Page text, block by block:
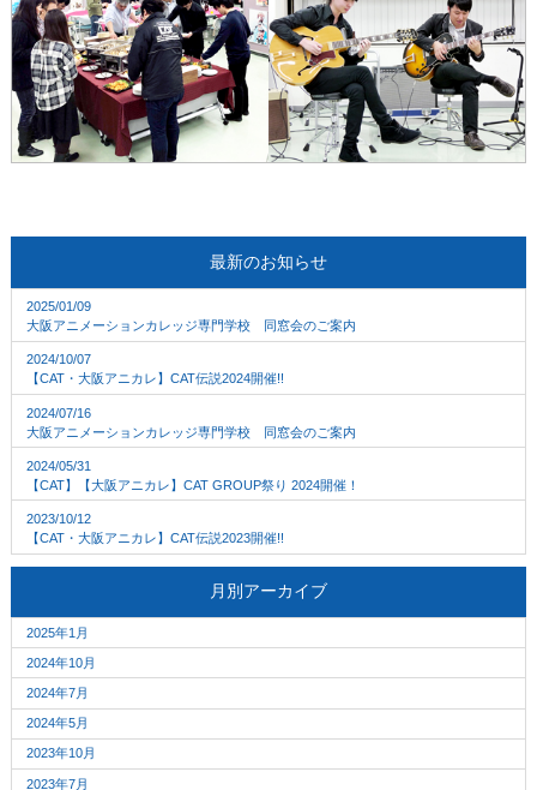
最新のお知らせ
2025/01/09
大阪アニメーションカレッジ専門学校 同窓会のご案内
2024/10/07
【CAT・大阪アニカレ】CAT伝説2024開催!!
2024/07/16
大阪アニメーションカレッジ専門学校 同窓会のご案内
2024/05/31
【CAT】【大阪アニカレ】CAT GROUP祭り 2024開催！
2023/10/12
【CAT・大阪アニカレ】CAT伝説2023開催!!
月別アーカイブ
2025年1月
2024年10月
2024年7月
2024年5月
2023年10月
2023年7月